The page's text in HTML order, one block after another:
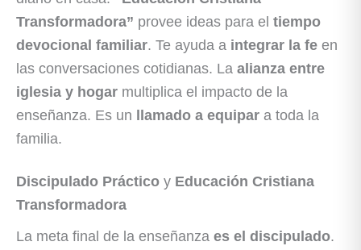
Transformadora” provee ideas para el tiempo
devocional familiar. Te ayuda a integrar la fe en
las conversaciones cotidianas. La alianza entre
iglesia y hogar multiplica el impacto de la
enseñanza. Es un
llamado a equipar a toda la
familia.
Discipulado Práctico y Educación Cristiana
Transformadora
La meta final de la enseñanza es el discipulado.